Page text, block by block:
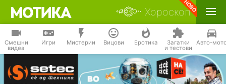
Хороскоп
Смешни
видеа
Игри Мистерии Вицови Еротика Загатки
и тестови
Авто-